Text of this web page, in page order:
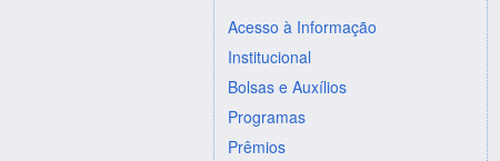
Acesso à Informação
Institucional
Bolsas e Auxílios
Programas
Prêmios